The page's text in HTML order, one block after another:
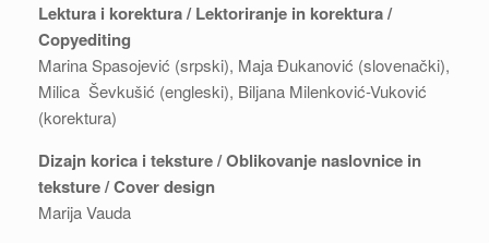
Lektura i korektura / Lektoriranje in korektura /
Copyediting
Marina Spasojević (srpski), Maja Đukanović (slovenački),
Milica Ševkušić (engleski), Biljana Milenković-Vuković
(korektura)
Dizajn korica i teksture / Oblikovanje naslovnice in
teksture / Cover design
Marija Vauda